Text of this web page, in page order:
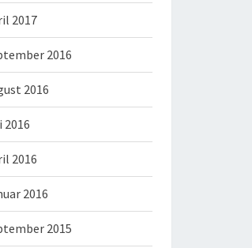
2017
2016
2016
2016
2016
2016
2015